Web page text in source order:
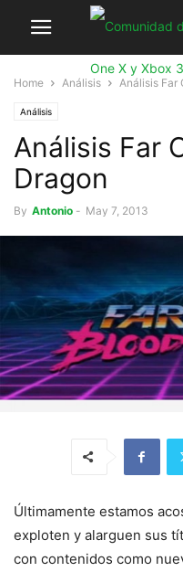
Home Análisis Análisis Far
Análisis
Análisis Far
Dragon
By Antonio - May 7, 2013
Últimamente estamos
exploten y alarguen sus
con contenidos como